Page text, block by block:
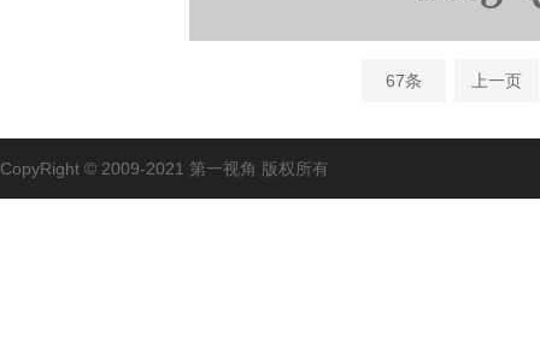
67条 上一页
CopyRight © 2009-2021 第一视角 版权所有